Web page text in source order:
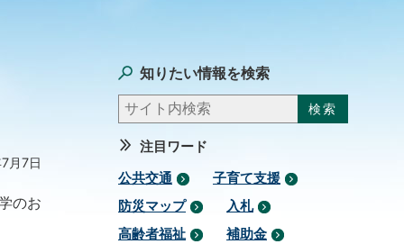
月7日
のお
知りたい情報を検索
注目ワード
公共交通
子育て支援
防災マップ
入札
高齢者福祉
補助金